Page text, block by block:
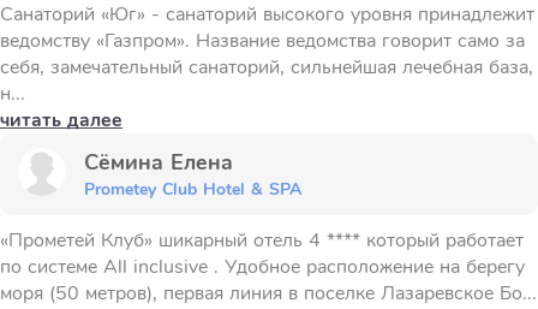
Санаторий «Юг» - санаторий высокого уровня принадлежит
ведомству «Газпром». Название ведомства говорит само за
себя, замечательный санаторий, сильнейшая лечебная база,
н...
читать далее
Сёмина Елена
Prometey Club Hotel & SPA
«Прометей Клуб» шикарный отель 4 **** который работает
по системе All inclusive . Удобное расположение на берегу
моря (50 метров), первая линия в поселке Лазаревское Бо...